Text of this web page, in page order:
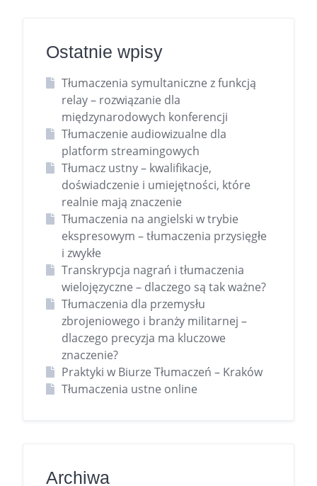
Ostatnie wpisy
Tłumaczenia symultaniczne z funkcją
relay – rozwiązanie dla
międzynarodowych konferencji
Tłumaczenie audiowizualne dla
platform streamingowych
Tłumacz ustny – kwalifikacje,
doświadczenie i umiejętności, które
realnie mają znaczenie
Tłumaczenia na angielski w trybie
ekspresowym – tłumaczenia przysięgłe
i zwykłe
Transkrypcja nagrań i tłumaczenia
wielojęzyczne – dlaczego są tak ważne?
Tłumaczenia dla przemysłu
zbrojeniowego i branży militarnej –
dlaczego precyzja ma kluczowe
znaczenie?
Praktyki w Biurze Tłumaczeń – Kraków
Tłumaczenia ustne online
Archiwa